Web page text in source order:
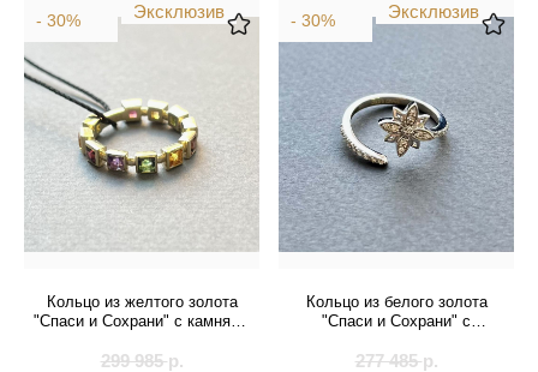
Эксклюзив
- 30%
Кольцо из желтого золота
"Спаси и Сохрани" с камнями
299 985р.
Эксклюзив
- 30%
Кольцо из белого золота
"Спаси и Сохрани" с
277 485р.